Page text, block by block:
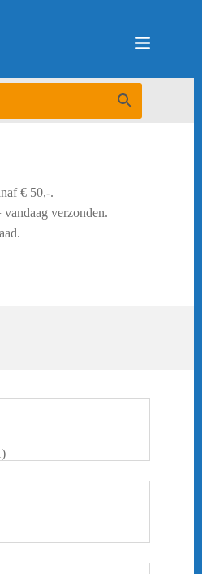
€ 50,-.
verzonden.